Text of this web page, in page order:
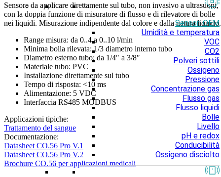
Sensori OEM
Umidità e temperatura
VOC
CO2
Polveri sottili
Ossigeno
Pressione
Concentrazione gas
Flusso gas
Flusso liquidi
Bolle
Livello
pH e redox
Conducibilità
Ossigeno disciolto
Sensore da applicare direttamente sul tubo, non invasivo a ultrasuoni,
con la doppia funzione di misuratore di flusso e di rilevatore di bolle
nei liquidi. Misurazione indipendente dal colore e dalla natura liquido.
Range misura: da 0..4 a 0..10 l/min
Minima bolla rilevata: 1/3 diametro interno tubo
Diametro esterno tubo: da 1/4″ a 3/8″
Materiale tubo: PVC
Installazione direttamente sul tubo
Tempo di risposta: <10 ms
Alimentazione: 5 VDC
Interfaccia RS485 MODBUS
Applicazioni tipiche:
Trattamento del sangue
Documentazione:
Datasheet CO.56 Pro V.1
Datasheet CO.56 Pro V.2
Brochure CO.56 per applicazioni medicali